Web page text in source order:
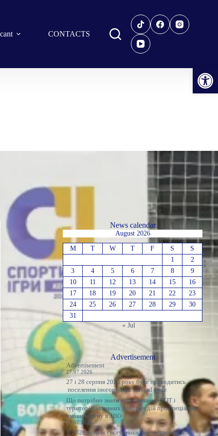
Open toolbar
CONTACTS
News calendar
August 2026
M T W T F S
S
1
2
3
4 5 6 7 8
9
10
11 12 13 14 15
16
17
18 19 20 21 22
23
24
25 26 27 28 29
30
31
« Jul
Advertisement
Advertisement
27.07.2026
27 і 28 серпня 2026 року буде проводитись
поселення іногородніх…Read more:
Оголошення
Що потрібно знати вступникам із ТОТ і
територій активних бойових дій про спеціальні
умови вступу в ЗВО
20.07.2026
У 2026 році всі вступники, зареєстровані або